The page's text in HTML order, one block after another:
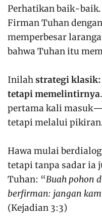
Perhatikan baik-
Firman Tuhan
memperbesar
bahwa Tuhan itu
Inilahstrategi
tetapi memelintirnya
pertama kali
tetapi melalui
Hawa mulai
tetapi tanpa sadar ia
Tuhan: “Buah pohon
berfirman: jangan
(Kejadian 3:3)